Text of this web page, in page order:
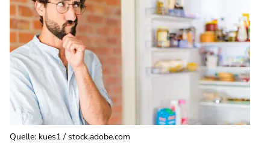
Quelle: kues1 / stock.adobe.com